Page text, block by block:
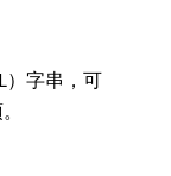
）字串，可